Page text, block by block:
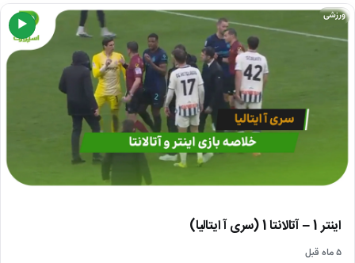
▶
ورزشی
اینتر 1 – آتالانتا 1 (سری آ ایتالیا)
۵ ماه قبل